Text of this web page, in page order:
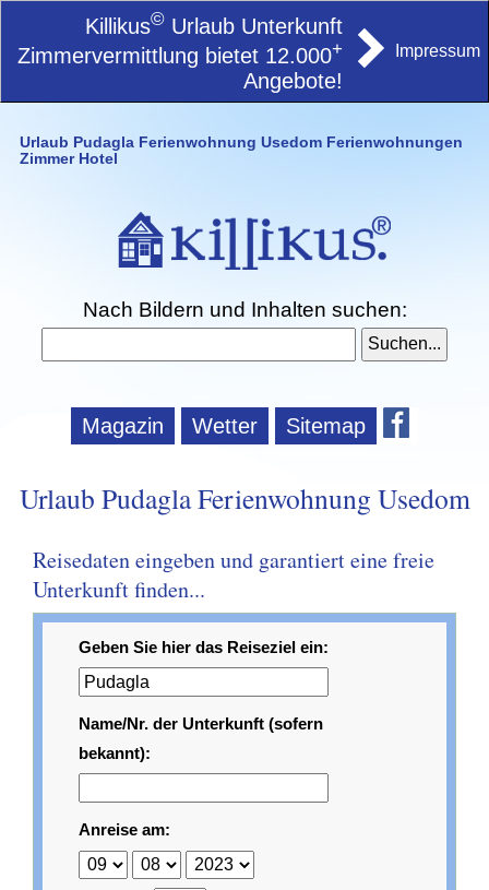
Killikus© Urlaub Unterkunft
Zimmervermittlung bietet 12.000+
Angebote!
Impressum
Urlaub Pudagla Ferienwohnung Usedom Ferienwohnungen
Zimmer Hotel
Nach Bildern und Inhalten suchen:
Magazin Wetter Sitemap
Urlaub Pudagla Ferienwohnung Usedom
Reisedaten eingeben und garantiert eine freie
Unterkunft finden...
Geben Sie hier das Reiseziel ein:
Name/Nr. der Unterkunft (sofern
bekannt):
Anreise am: